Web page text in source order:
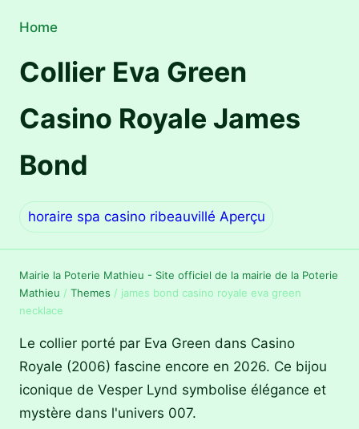
Home
Collier Eva Green
Casino Royale James
Bond
horaire spa casino ribeauvillé Aperçu
Mairie la Poterie Mathieu - Site officiel de la mairie de la Poterie
Mathieu / Themes / james bond casino royale eva green
necklace
Le collier porté par Eva Green dans Casino
Royale (2006) fascine encore en 2026. Ce bijou
iconique de Vesper Lynd symbolise élégance et
mystère dans l'univers 007.